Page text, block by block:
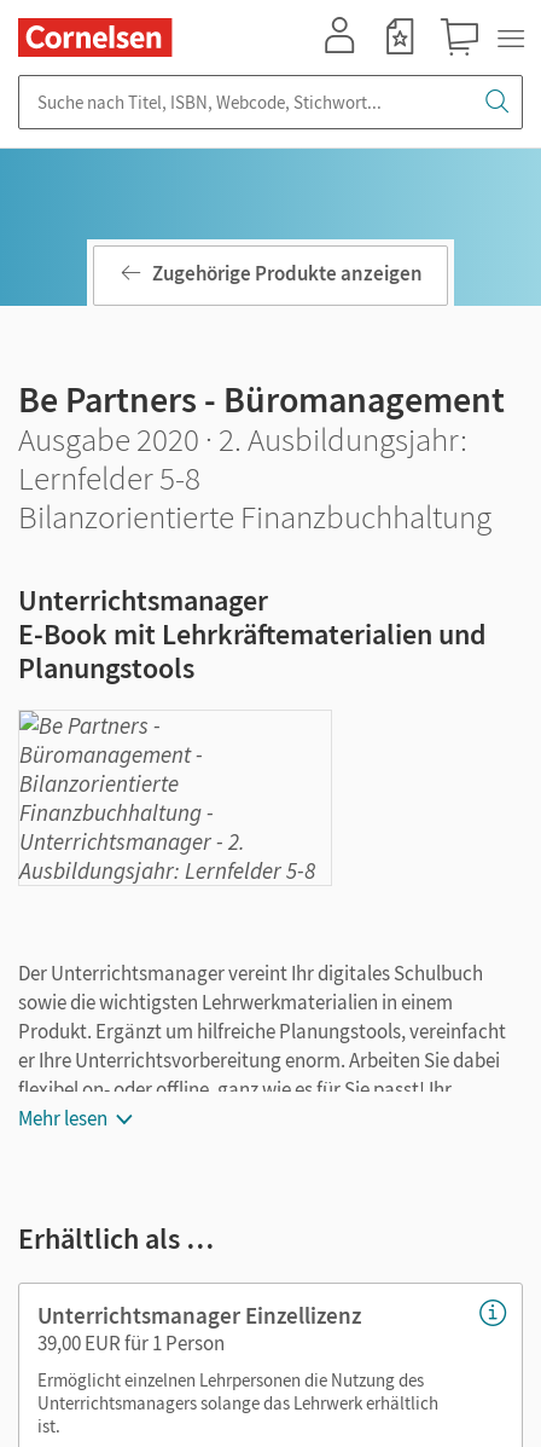
Zugehörige Produkte anzeigen
Be Partners - Büromanagement
Ausgabe 2020 · 2. Ausbildungsjahr:
Lernfelder 5-8
Bilanzorientierte Finanzbuchhaltung
Unterrichtsmanager
E-Book mit Lehrkräftematerialien und
Planungstools
Der Unterrichtsmanager vereint Ihr digitales Schulbuch
sowie die wichtigsten Lehrwerkmaterialien in einem
Produkt. Ergänzt um hilfreiche Planungstools, vereinfacht
er Ihre Unterrichtsvorbereitung enorm. Arbeiten Sie dabei
flexibel on- oder offline, ganz wie es für Sie passt! Ihr
Unterrichtsmanager enthält:
Videos
Tafelbilder
Zusatzmaterialien
Nutzen Sie den Unterrichtsmanager auf lernen.cornelsen.de
oder über die Cornelsen Lernen App.
Mehr lesen
Erhältlich als …
Unterrichtsmanager Einzellizenz
39,00 EUR für 1 Person
Ermöglicht einzelnen Lehrpersonen die Nutzung des
Unterrichtsmanagers solange das Lehrwerk erhältlich
ist.